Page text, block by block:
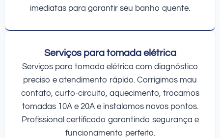
imediatas para garantir seu banho quente.
Serviços para tomada elétrica
Serviços para tomada elétrica com diagnóstico
preciso e atendimento rápido. Corrigimos mau
contato, curto-circuito, aquecimento, trocamos
tomadas 10A e 20A e instalamos novos pontos.
Profissional certificado garantindo segurança e
funcionamento perfeito.